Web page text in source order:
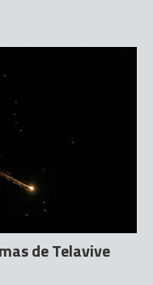
de Telavive